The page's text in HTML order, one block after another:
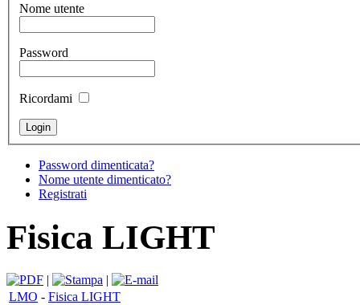
Nome utente
Password
Ricordami
Password dimenticata?
Nome utente dimenticato?
Registrati
Fisica LIGHT
|
|
LMO - Fisica LIGHT